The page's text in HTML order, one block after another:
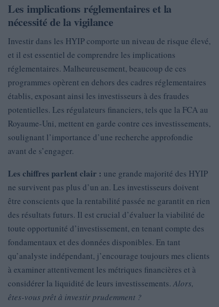
Les implications réglementaires et la
nécessité de la vigilance
Investir dans les HYIP comporte un niveau de risque élevé,
et il est essentiel de comprendre les implications
réglementaires. Malheureusement, beaucoup de ces
programmes opèrent en dehors des cadres réglementaires
établis, exposant ainsi les investisseurs à des fraudes
potentielles. Les régulateurs financiers, tels que la FCA au
Royaume-Uni, mettent en garde contre ces investissements,
soulignant l’importance d’une recherche approfondie
avant de s’engager.
Les chiffres parlent clair : une grande majorité des HYIP
ne survivent pas plus d’un an. Les investisseurs doivent
être conscients que la rentabilité passée ne garantit en rien
des résultats futurs. Il est crucial d’évaluer la viabilité de
toute opportunité d’investissement, en tenant compte des
fondamentaux et des données disponibles. En tant
qu’analyste indépendant, j’encourage toujours mes clients
à examiner attentivement les métriques financières et à
considérer la liquidité de leurs investissements.Alors,
êtes-vous prêt à investir prudemment ?